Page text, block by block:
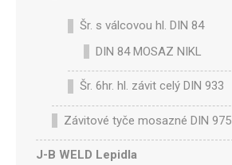
Šr. s válcovou hl. DIN 84
DIN 84 MOSAZ NIKL
Šr. 6hr. hl. závit celý DIN 933
Závitové tyče mosazné DIN 975
J-B WELD Lepidla